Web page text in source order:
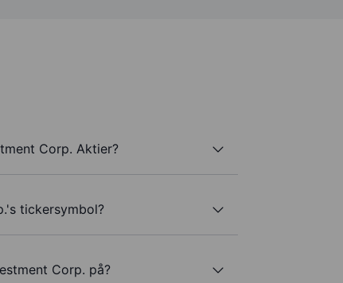
Corp. Aktier?
tickersymbol?
Corp. på?